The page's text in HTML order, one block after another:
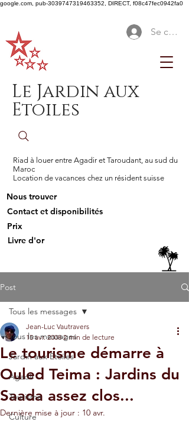
google.com, pub-3039747319463352, DIRECT, f08c47fec0942fa0
Se
Le Jardin aux
Etoiles
Riad à louer entre Agadir et Taroudant, au sud du
Maroc
Location de vacances chez un résident suisse
Nous trouver
Contact et disponibilités
Prix
Livre d'or
Post
Tous les messages
Jardin aux Etoiles
Agadir
Tourisme
Culture
Tous les messages
Le tourisme démarre à
Ouled Teima : Jardins du
Saada assez clos...
Jean-Luc Vautravers
15 avr. 2008 2 min de lecture
Dernière mise à jour : 10 avr.